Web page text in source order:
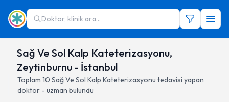
Doktor, klinik ara...
Sağ Ve Sol Kalp Kateterizasyonu,
Zeytinburnu - İstanbul
Toplam 10 Sağ Ve Sol Kalp Kateterizasyonu tedavisi yapan
doktor - uzman bulundu